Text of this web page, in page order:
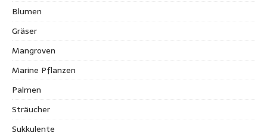
Blumen
Gräser
Mangroven
Marine Pflanzen
Palmen
Sträucher
Sukkulente